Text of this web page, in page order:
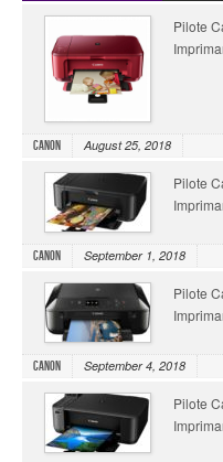
Pilote
Canon August 25, 2018
Pilote
Canon September 1, 2018
Pilote
Canon September 4, 2018
Pilote